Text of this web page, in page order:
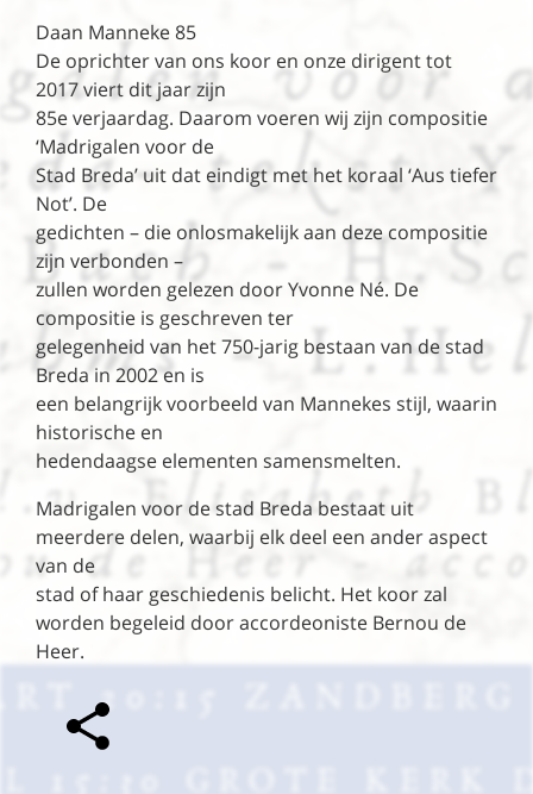
Daan Manneke 85
De oprichter van ons koor en onze dirigent tot
2017 viert dit jaar zijn
85e verjaardag. Daarom voeren wij zijn compositie
‘Madrigalen voor de
Stad Breda’ uit dat eindigt met het koraal ‘Aus tiefer
Not’. De
gedichten – die onlosmakelijk aan deze compositie
zijn verbonden –
zullen worden gelezen door Yvonne Né. De
compositie is geschreven ter
gelegenheid van het 750-jarig bestaan van de stad
Breda in 2002 en is
een belangrijk voorbeeld van Mannekes stijl, waarin
historische en
hedendaagse elementen samensmelten.
Madrigalen voor de stad Breda bestaat uit
meerdere delen, waarbij elk deel een ander aspect
van de
stad of haar geschiedenis belicht. Het koor zal
worden begeleid door accordeoniste Bernou de
Heer.